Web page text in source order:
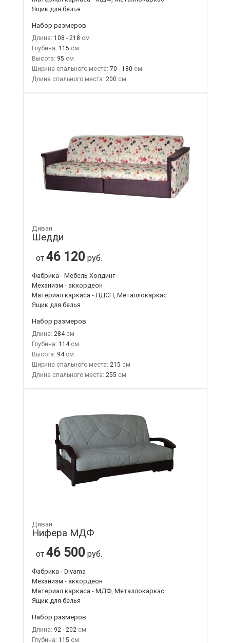
Ящик для белья
Набор размеров
Длина: 108 - 218
Глубина: 115
Высота: 95
Ширина спального места: 70 - 180
Длина спального места: 200
Диван
Шедди
от 46 120 руб.
Фабрика - Мебель Холдинг
Механизм - аккордеон
Материал каркаса - ЛДСП, Металлокаркас
Ящик для белья
Набор размеров
Длина: 284
Глубина: 114
Высота: 94
Ширина спального места: 215
Длина спального места: 255
Диван
Нифера МДФ
от 46 500 руб.
Фабрика - Divama
Механизм - аккордеон
Материал каркаса - МДФ, Металлокаркас
Ящик для белья
Набор размеров
Длина: 92 - 202
Глубина: 115